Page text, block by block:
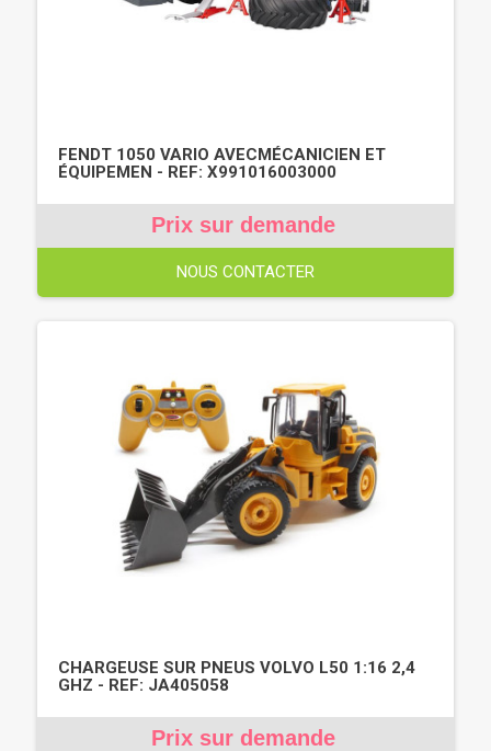
FENDT 1050 VARIO AVECMÉCANICIEN ET
ÉQUIPEMEN - REF: X991016003000
Prix sur demande
NOUS CONTACTER
CHARGEUSE SUR PNEUS VOLVO L50 1:16 2,4
GHZ - REF: JA405058
Prix sur demande